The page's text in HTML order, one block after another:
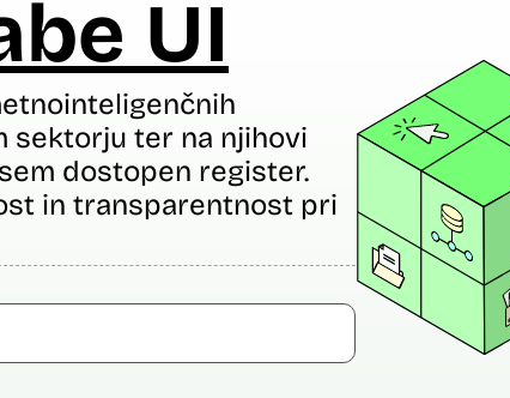
UI
sektorju ter na njihovi
dostopen register.
in transparentnost pri